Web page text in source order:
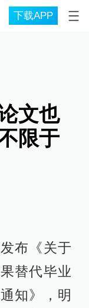
下载APP
文也
限于
布《关于
替代毕业
知》，明